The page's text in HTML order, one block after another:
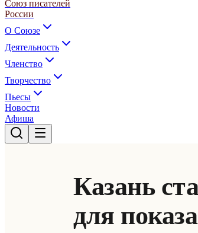
Союз писателей
России
О Союзе
Деятельность
Членство
Творчество
Пьесы
Новости
Афиша
Казань
для